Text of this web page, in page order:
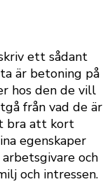
ett sådant
är betoning på
hos den de vill
från vad de är
bra att kort
egenskaper
och
och intressen.